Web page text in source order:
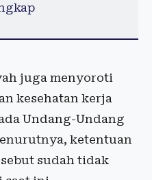
juga menyoroti
kesehatan kerja
Undang-Undang
ketentuan
sudah tidak